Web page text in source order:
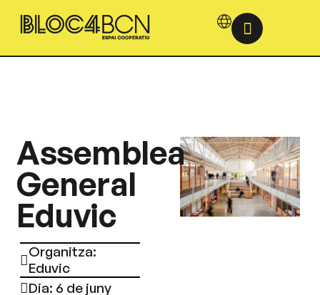
Assemblea
General
Eduvic
Organitza:
Eduvic
Dia: 6 de juny